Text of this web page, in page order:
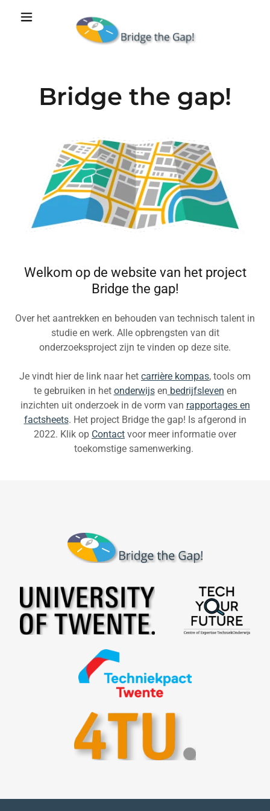
Bridge the gap!
Welkom op de website van het project
Bridge the gap!
Over het aantrekken en behouden van technisch talent in
studie en werk. Alle opbrengsten van dit
onderzoeksproject zijn te vinden op deze site.
Je vindt hier de link naar het carrière kompas, tools om
te gebruiken in het onderwijsen bedrijfsleven en
inzichten uit onderzoek in de vorm van rapportages en
factsheets. Het project Bridge the gap! Is afgerond in
2022. Klik op Contact voor meer informatie over
toekomstige samenwerking.